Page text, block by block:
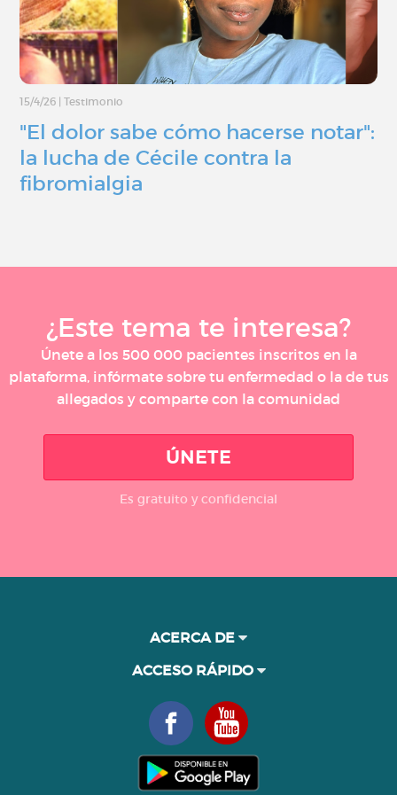
15/4/26 | Testimonio
"El dolor sabe cómo hacerse notar":
la lucha de Cécile contra la
fibromialgia
¿Este tema te interesa?
Únete a los 500 000 pacientes inscritos en la
plataforma, infórmate sobre tu enfermedad o la de tus
allegados y comparte con la comunidad
ÚNETE
Es gratuito y confidencial
ACERCA DE
ACCESO RÁPIDO